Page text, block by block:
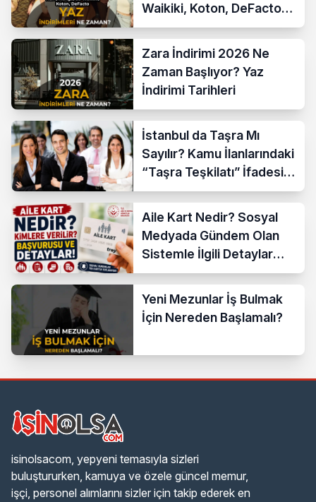
Waikiki, Koton, DeFacto
İndirim Tarihleri
Zara İndirimi 2026 Ne
Zaman Başlıyor? Yaz
İndirimi Tarihleri
İstanbul da Taşra Mı
Sayılır? Kamu İlanlarındaki
“Taşra Teşkilatı” İfadesi
Açıklandı
Aile Kart Nedir? Sosyal
Medyada Gündem Olan
Sistemle İlgili Detaylar
Araştırılıyor
Yeni Mezunlar İş Bulmak
İçin Nereden Başlamalı?
isinolsacom, yepyeni temasıyla sizleri
buluştururken, kamuya ve özele güncel memur,
işçi, personel alımlarını sizler için takip ederek en